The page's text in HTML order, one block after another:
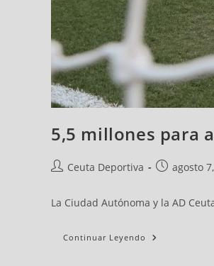
5,5 millones para
Ceuta Deportiva agosto
La Ciudad Autónoma y la AD
Continuar Leyendo